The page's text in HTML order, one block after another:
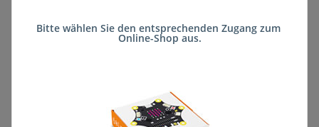
Lieferzeit:ca. 5 Wochen(DE - kein
Bitte wählen Sie den entsprechenden Zugang zum
Online-Shop aus.